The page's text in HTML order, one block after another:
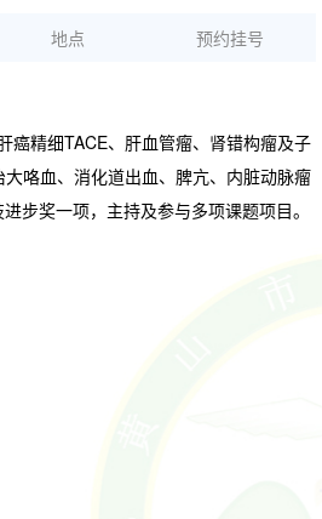
地点 预约挂号
癌精细TACE、肝血管瘤、肾错构瘤及子
咯血、消化道出血、脾亢、内脏动脉瘤
步奖一项，主持及参与多项课题项目。